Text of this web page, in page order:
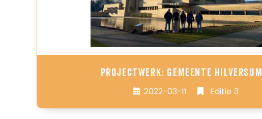
Projectwerk: Gemeente Hilversum
2022-03-11 Editie 3